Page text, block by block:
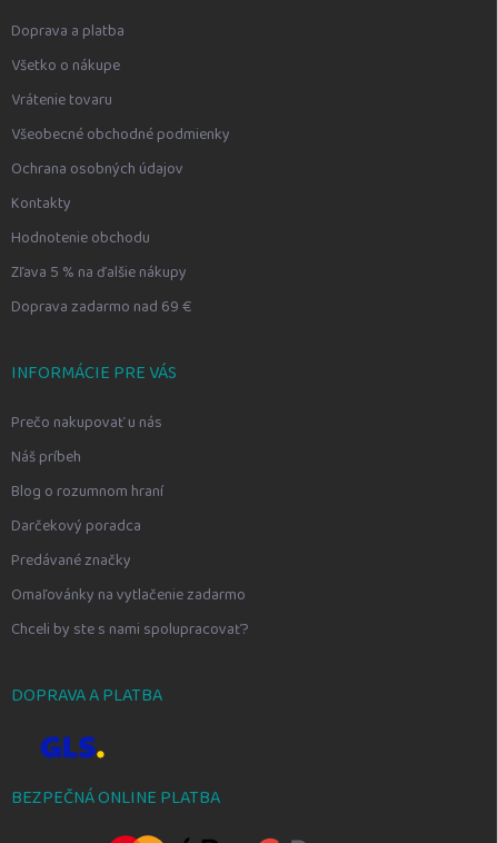
Doprava a platba
Všetko o nákupe
Vrátenie tovaru
Všeobecné obchodné podmienky
Ochrana osobných údajov
Kontakty
Hodnotenie obchodu
Zľava 5 % na ďalšie nákupy
Doprava zadarmo nad 69 €
INFORMÁCIE PRE VÁS
Prečo nakupovať u nás
Náš príbeh
Blog o rozumnom hraní
Darčekový poradca
Predávané značky
Omaľovánky na vytlačenie zadarmo
Chceli by ste s nami spolupracovať?
DOPRAVA A PLATBA
BEZPEČNÁ ONLINE PLATBA